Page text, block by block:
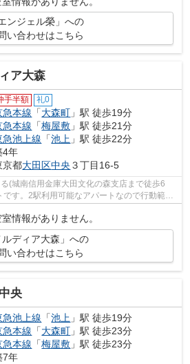
エンジェル榮」への
い合わせはこちら
ア大森
手半額 礼0
急本線 「大森町 」駅 徒歩19分
急本線 「梅屋敷 」駅 徒歩21分
急池上線 「池上 」駅 徒歩22分
4年
京都大田区中央 ３丁目16-5
(城南信用金庫大田文化の森支店まで徒歩6
す。2駅利用可能なアパートなので行動範囲
情報がありません。
ルディア大森」への
い合わせはこちら
央
急池上線 「池上 」駅 徒歩19分
急本線 「大森町 」駅 徒歩23分
急本線 「梅屋敷 」駅 徒歩23分
7年